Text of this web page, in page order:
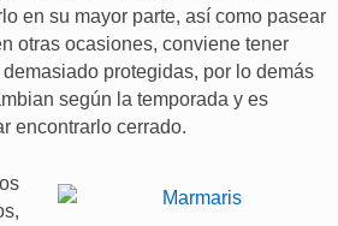
en su mayor parte, así como pasear
otras ocasiones, conviene tener
protegidas, por lo demás
según la temporada y es
encontrarlo cerrado.